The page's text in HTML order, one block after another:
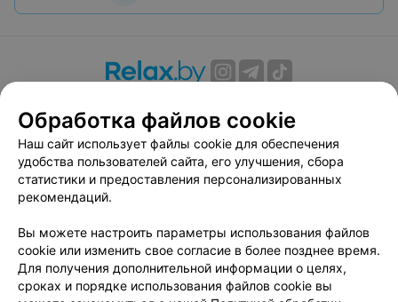
Вакансии
Публичный договор
Способы оплаты
Публичный договор по использованию сервиса
«Афиша»
Пользовательское соглашение
Связаться по вопросам сотрудничества
Написать руководителю relax.by
Персональные настройки cookie
Обработка файлов cookie
Наш сайт использует файлы cookie для обеспечения
удобства пользователей сайта, его улучшения, сбора
статистики и предоставления персонализированных
рекомендаций.
Вы можете настроить параметры использования файлов
cookie или изменить свое согласие в более позднее время.
Для получения дополнительной информации о целях,
сроках и порядке использования файлов cookie вы